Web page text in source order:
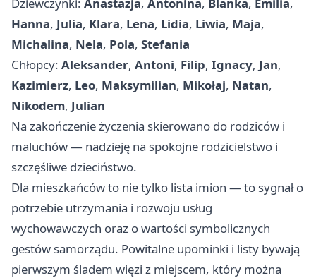
Hanna, Julia, Klara, Lena, Lidia, Liwia, Maja,
Michalina, Nela, Pola, Stefania
Chłopcy: Aleksander, Antoni, Filip, Ignacy, Jan,
Kazimierz, Leo, Maksymilian, Mikołaj, Natan,
Nikodem, Julian
Na zakończenie życzenia skierowano do rodziców i
maluchów — nadzieję na spokojne rodzicielstwo i
szczęśliwe dzieciństwo.
Dla mieszkańców to nie tylko lista imion — to sygnał o
potrzebie utrzymania i rozwoju usług
wychowawczych oraz o wartości symbolicznych
gestów samorządu. Powitalne upominki i listy bywają
pierwszym śladem więzi z miejscem, który można